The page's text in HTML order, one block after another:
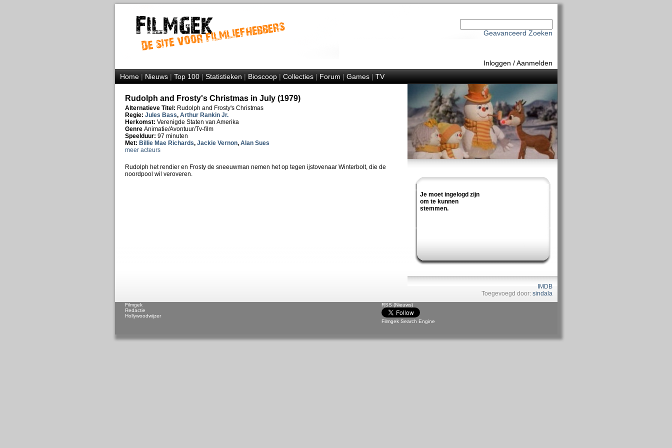
Geavanceerd Zoeken
Inloggen /Aanmelden
Home|Nieuws|Top 100|Statistieken|Bioscoop|Collecties|Forum|Games|TV
Je moet ingelogd zijn
om te kunnen
stemmen.
IMDB
Toegevoegd door: sindala
Rudolph and Frosty's Christmas in July (1979)
Alternatieve Titel: Rudolph and Frosty's Christmas
Regie: Jules Bass, Arthur Rankin Jr.
Herkomst: Verenigde Staten van Amerika
Genre Animatie/Avontuur/Tv-film
Speelduur: 97 minuten
Met: Billie Mae Richards, Jackie Vernon, Alan Sues
meer acteurs
Rudolph het rendier en Frosty de sneeuwman nemen het op tegen ijstovenaar Winterbolt, die de
noordpool wil veroveren.
RSS (Nieuws)
Filmgek Search Engine
Filmgek
Redactie
Hollywoodwijzer